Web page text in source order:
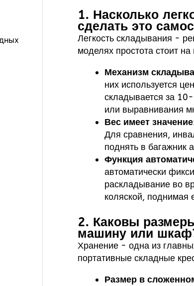
1. Насколько
сделать это
Легкость складывания -
моделях простота стоит
Механизм
них используется
складывается за
или выравнивания
Вес имеет значение
Для сравнения,
поднять в багажник
Функция
автоматически
раскладывание во
коляской, поднимая
2. Каковы
машину или
Хранение - одна из
портативные складные
Размер в